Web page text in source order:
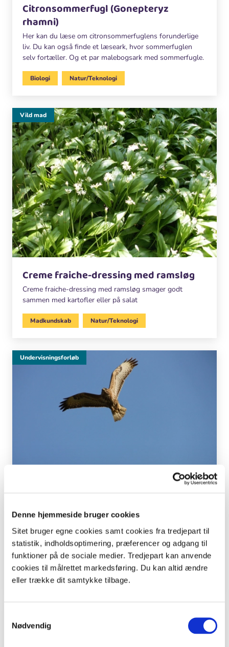
Denne hjemmeside bruger cookies
Sitet bruger egne cookies samt cookies fra tredjepart til
statistik, indholdsoptimering, præferencer og adgang til
funktioner på de sociale medier. Tredjepart kan anvende
cookies til målrettet markedsføring. Du kan altid ændre
eller trække dit samtykke tilbage.
Nødvendig
Citronsommerfugl (Gonepteryz
rhamni)
Her kan du læse om citronsommerfuglens forunderlige
liv. Du kan også finde et læseark, hvor sommerfuglen
selv fortæller. Og et par malebogsark med sommerfugle.
Biologi Natur/Teknologi
Creme fraiche-dressing med ramsløg
Creme fraiche-dressing med ramsløg smager godt
sammen med kartofler eller på salat
Vild mad
Madkundskab Natur/Teknologi
0. - 3. klasse | 4. - 6. klasse
Cykel med dyrene
Et cykelløb til 7 poster, hvor eleverne leger og lærer om
almindelige dyr i Danmark.
Undervisningsforløb